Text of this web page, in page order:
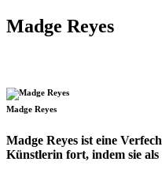
Madge Reyes
Madge Reyes
Madge Reyes ist eine
Künstlerin fort, indem sie